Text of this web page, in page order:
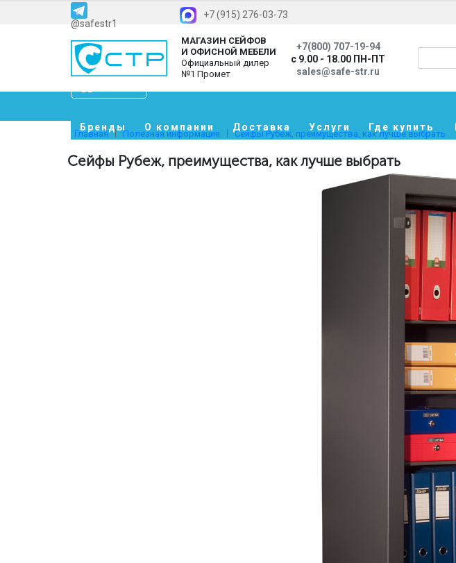
@safestr1
+7 (915) 276-03-73
МАГАЗИН СЕЙФОВ
И ОФИСНОЙ МЕБЕЛИ
Официальный дилер
№1 Промет
+7(800) 707-19-94
с 9.00 - 18.00 ПН-ПТ
sales@safe-str.ru
Бренды О компании Доставка Услуги Где купить
Главная Полезная информация Сейфы Рубеж, преимущества, как лучше выбрать
Сейфы Рубеж, преимущества, как лучше выбрать